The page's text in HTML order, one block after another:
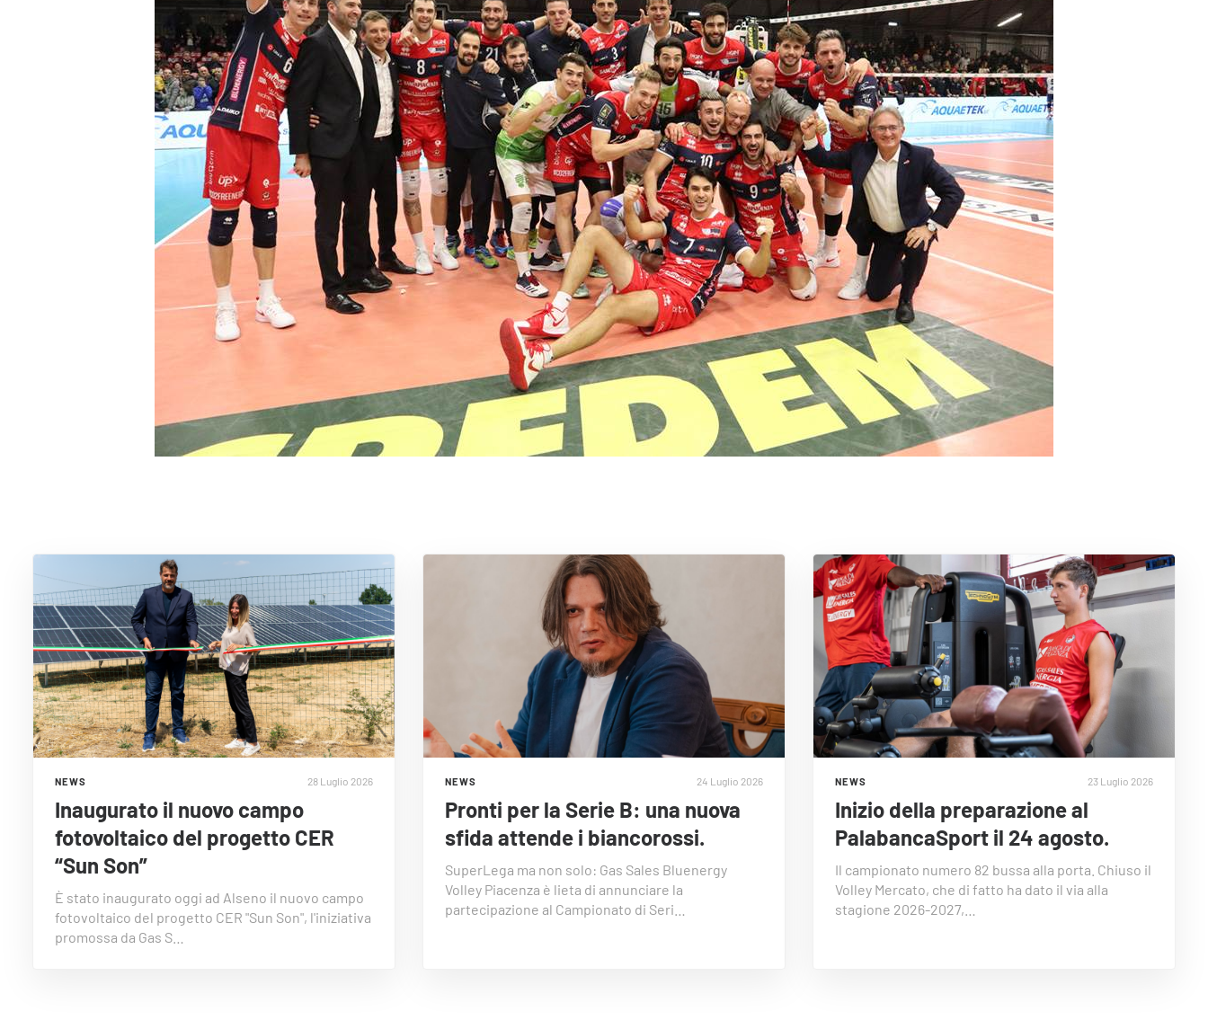
NEWS 28 Luglio 2026
Inaugurato il nuovo campo
fotovoltaico del progetto CER
“Sun Son”
È stato inaugurato oggi ad Alseno il nuovo campo
fotovoltaico del progetto CER "Sun Son", l'iniziativa
promossa da Gas S…
NEWS 24 Luglio 2026
Pronti per la Serie B: una nuova
sfida attende i biancorossi.
SuperLega ma non solo: Gas Sales Bluenergy
Volley Piacenza è lieta di annunciare la
partecipazione al Campionato di Seri…
NEWS 23 Luglio 2026
Inizio della preparazione al
PalabancaSport il 24 agosto.
Il campionato numero 82 bussa alla porta. Chiuso il
Volley Mercato, che di fatto ha dato il via alla
stagione 2026-2027,…